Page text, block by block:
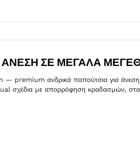
ΣΕ ΜΕΓΆΛΑ
— premium ανδρικά παπούτσια για
σχέδια με απορρόφηση κραδασμών,